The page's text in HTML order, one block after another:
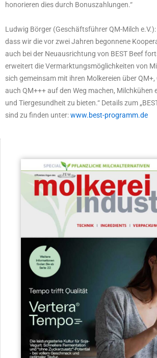
honorieren dies durch Bonuszahlungen.“
Ludwig Börger (Geschäftsführer QM-Milch e.V.):
dass wir die vor zwei Jahren begonnene
auch bei der Neuausrichtung von BEST Beef
erweitert die Vermarktungsmöglichkeiten von
sich gemeinsam mit ihren Molkereien über
auch QM+++ auf den Weg machen, Milchkühen
und Tiergesundheit zu bieten.“ Details zum
sind zu finden unter:www.best-programm.de